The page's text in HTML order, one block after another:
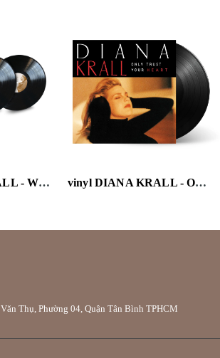
vinyl DIANA KRALL - WHEN I LOOK IN YOUR EYES (VERVE ACOUSTIC SOUNDS SERIES) (2LP) vinyl DIANA KRALL - ONLY TRUST YOUR HEART
Thụ, Phường 04, Quận Tân Bình TPHCM